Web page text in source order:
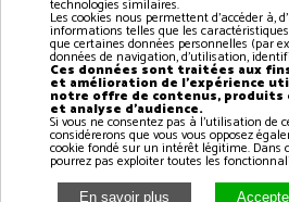
Fitness dance
avec
14h15à
RANVILLE
technologies similaires.
Les cookies nous permettent d'accéder à,
informations telles que les
que certaines données personnelles (par
données de navigation, d'utilisation,
Ces données sont traitées aux
et amélioration de l'expérience
notre offre de contenus, produits
et analyse d'audience.
Si vous ne consentez pas à l'utilisation de
considérerons que vous vous opposez
cookie fondé sur un intérêt légitime. Dans
pourrez pas exploiter toutes les